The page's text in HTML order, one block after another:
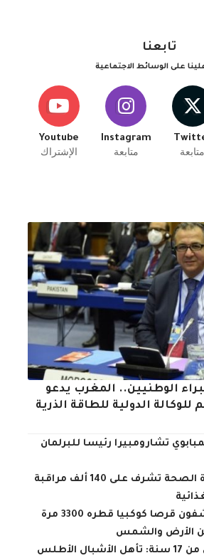
تابعنا
على الوسائط الاجتماعية
متابعة
Instagram
متابعة
Youtube
الإشتراك
الوطنيين.. المغرب يدعو
للوكالة الدولية للطاقة الذرية
تشارومبيرا رئيسا للبرلمان
آيت الطالب: وزارة الصحة تشرف على 140 ألف مراقبة
علماء فلك يكتشفون قرصا كوكبيا قطره 3300 مرة
الأرض والشمس
كأس العالم أقل من 17 سنة: تأهل الأشبال الأطلس